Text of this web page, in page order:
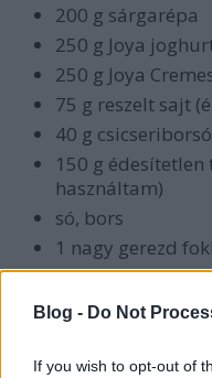
Blog - Do Not
If you wish to opt-out of
200 g sárgarépa
250 g Joya
250 g Joya
75 g reszelt sajt
40 g
150 g
használtam)
só, bors
1 nagy gerezd
cukkinit és